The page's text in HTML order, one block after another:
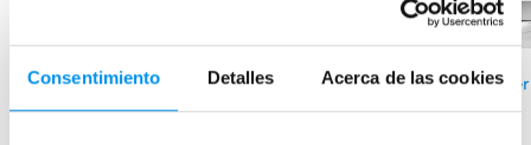
Consentimiento Detalles Acerca de las cookies
Ver opciones›
Disponible en varias
medidas